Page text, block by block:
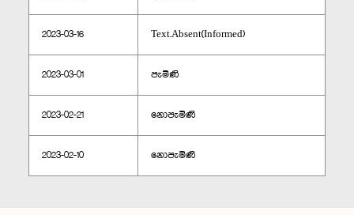
2023-03-16 Text.Absent(Informed)
2023-03-01 පැමිණි
2023-02-21 නොපැමිණි
2023-02-10 නොපැමිණි